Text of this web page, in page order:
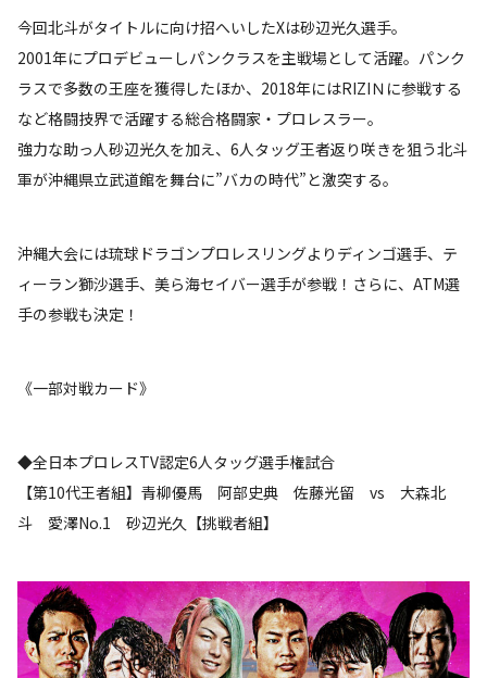
今回北斗がタイトルに向け招へいしたXは砂辺光久選手。
2001年にプロデビューしパンクラスを主戦場として活躍。パンク
ラスで多数の王座を獲得したほか、2018年にはRIZIＮに参戦する
など格闘技界で活躍する総合格闘家・プロレスラー。
強力な助っ人砂辺光久を加え、6人タッグ王者返り咲きを狙う北斗
軍が沖縄県立武道館を舞台に”バカの時代”と激突する。
沖縄大会には琉球ドラゴンプロレスリングよりディンゴ選手、テ
ィーラン獅沙選手、美ら海セイバー選手が参戦！さらに、ATM選
手の参戦も決定！
《一部対戦カード》
◆全日本プロレスTV認定6人タッグ選手権試合
【第10代王者組】青柳優馬 阿部史典 佐藤光留 vs 大森北
斗 愛澤No.1 砂辺光久【挑戦者組】